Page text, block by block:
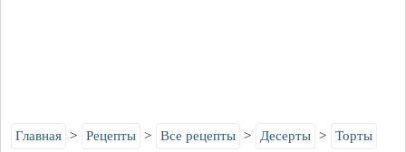
Главная Рецепты Все рецепты Десерты Торты